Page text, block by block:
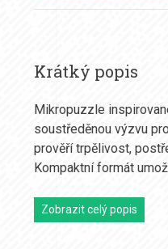
Krátký popis
Mikropuzzle
soustředěnou výzvu
prověří trpělivost,
Kompaktní formát
Zobrazit celý popis